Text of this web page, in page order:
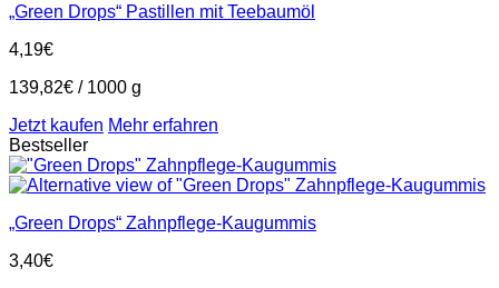
„Green Drops“ Pastillen mit Teebaumöl
4,19€
139,82€ / 1000 g
Jetzt kaufen Mehr erfahren
Bestseller
„Green Drops“ Zahnpflege-Kaugummis
3,40€